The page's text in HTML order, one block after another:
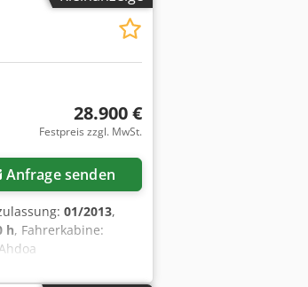
28.900 €
Festpreis zzgl. MwSt.
Anfrage senden
01/2013,
h, Fahrerkabine: